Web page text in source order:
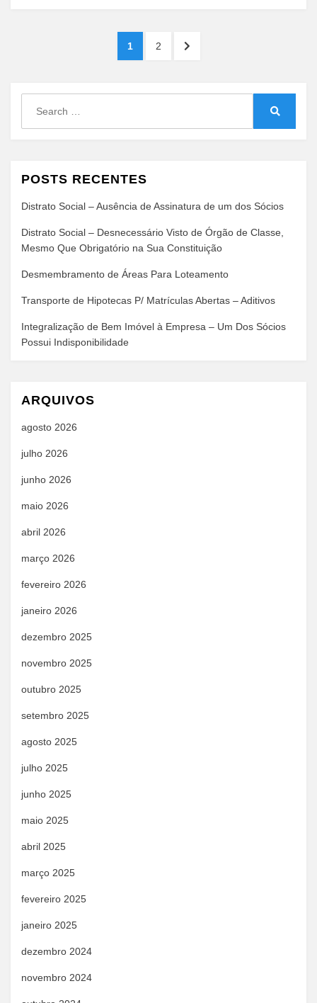
posts
PAGE
1 PAGE
2
NEXT
POSTS RECENTES
Distrato Social – Ausência de Assinatura de um dos Sócios
Distrato Social – Desnecessário Visto de Órgão de Classe,
Mesmo Que Obrigatório na Sua Constituição
Desmembramento de Áreas Para Loteamento
Transporte de Hipotecas P/ Matrículas Abertas – Aditivos
Integralização de Bem Imóvel à Empresa – Um Dos Sócios
Possui Indisponibilidade
ARQUIVOS
agosto 2026
julho 2026
junho 2026
maio 2026
abril 2026
março 2026
fevereiro 2026
janeiro 2026
dezembro 2025
novembro 2025
outubro 2025
setembro 2025
agosto 2025
julho 2025
junho 2025
maio 2025
abril 2025
março 2025
fevereiro 2025
janeiro 2025
dezembro 2024
novembro 2024